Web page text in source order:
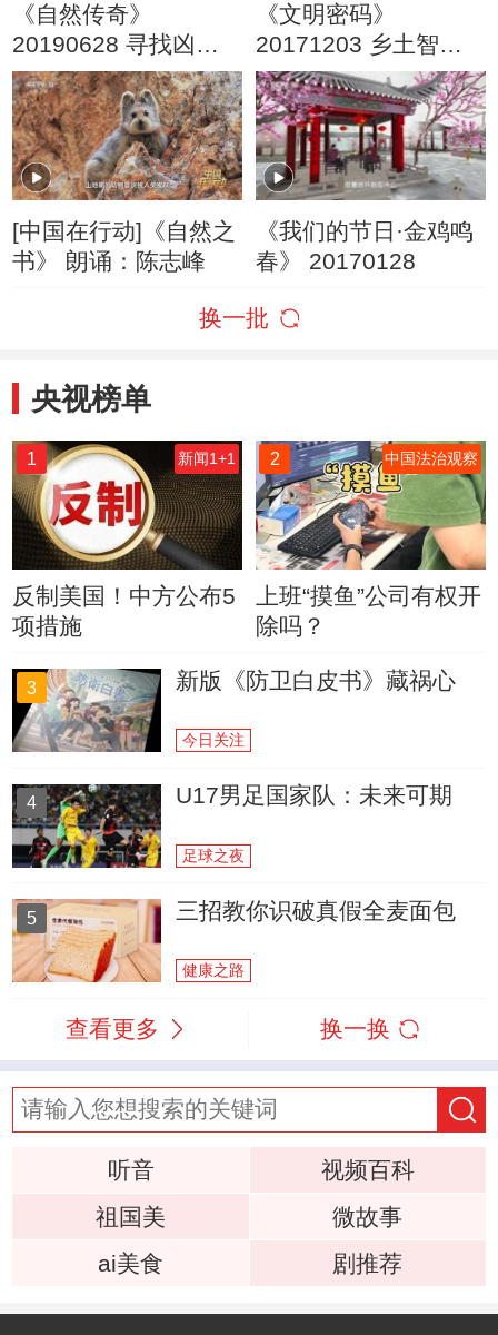
《自然传奇》
20190628 寻找凶猛
动物
《文明密码》
20171203 乡土智趣
传奇
[中国在行动]《自然之
书》 朗诵：陈志峰
《我们的节日·金鸡鸣
春》 20170128
换一批
央视榜单
1 新闻1+1
反制美国！中方公布5
项措施
2 中国法治观察
上班“摸鱼”公司有权开
除吗？
3 新版《防卫白皮书》藏祸心
今日关注
4 U17男足国家队：未来可期
足球之夜
5 三招教你识破真假全麦面包
健康之路
查看更多 换一换
听音
视频百科
祖国美
微故事
ai美食
剧推荐